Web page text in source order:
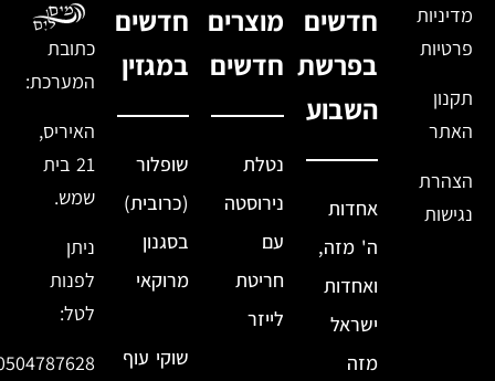
מדיניות
פרטיות
תקנון
האתר
הצהרת
נגישות
חדשים
בפרשת
השבוע
אחדות
ה' מזה,
ואחדות
ישראל
מזה
מוצרים
חדשים
נטלת
נירוסטה
עם
חריטת
לייזר
חדשים
במגזין
שופלור
(כרובית)
בסגנון
מרוקאי
שוקי עוף
כתובת
המערכת:
האיריס,
21 בית
שמש.
ניתן
לפנות
לטל: